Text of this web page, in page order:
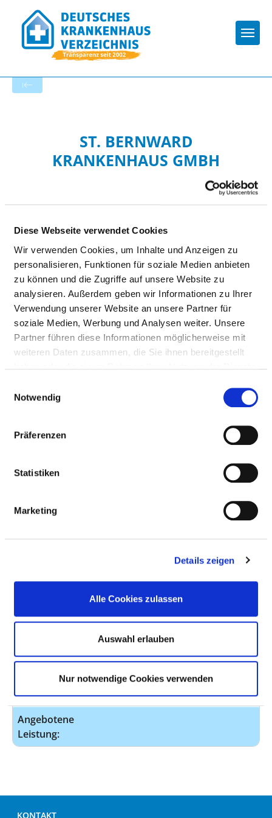
Diese Webseite verwendet Cookies
Wir verwenden Cookies, um Inhalte und Anzeigen zu
personalisieren, Funktionen für soziale Medien anbieten
zu können und die Zugriffe auf unsere Website zu
analysieren. Außerdem geben wir Informationen zu Ihrer
Verwendung unserer Website an unsere Partner für
soziale Medien, Werbung und Analysen weiter. Unsere
Partner führen diese Informationen möglicherweise mit
weiteren Daten zusammen, die Sie ihnen bereitgestellt
Notwendig
Präferenzen
Statistiken
Marketing
Details zeigen
Alle Cookies zulassen
Auswahl erlauben
Nur notwendige Cookies verwenden
ST. BERNWARD
KRANKENHAUS GMBH
ZENTRALE NOTAUFNAHME
AMBULANTE
BEHANDLUNGSMÖGLICHKEITEN
AM08
Angebotene
AM11
ärztin:
Vor- und nachstationäre
Leistungen nach § 115a
Angebotene
AM09
ärztin:
D-
Arzt-/Berufsgenossenschaftliche
Kommentar:
Angebotene
Leistung:
KONTAKT